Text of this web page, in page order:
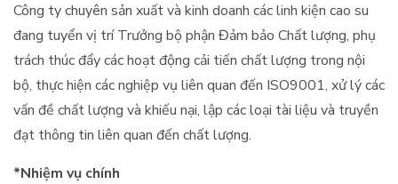
Công ty chuyên sản xuất và kinh doanh các linh kiện cao su
đang tuyển vị trí Trưởng bộ phận Đảm bảo Chất lượng, phụ
trách thúc đẩy các hoạt động cải tiến chất lượng trong nội
bộ, thực hiện các nghiệp vụ liên quan đến ISO9001, xử lý các
vấn đề chất lượng và khiếu nại, lập các loại tài liệu và truyền
đạt thông tin liên quan đến chất lượng.
*Nhiệm vụ chính